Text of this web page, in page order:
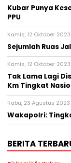
Kubar Punya
PPU
Kamis, 12 Oktober
Sejumlah Ruas
Kamis, 12 Oktober 2023
Tak Lama Lagi
Km Tingkat
Rabu, 23 Agustus 2023
Wakapolri:
BERITA